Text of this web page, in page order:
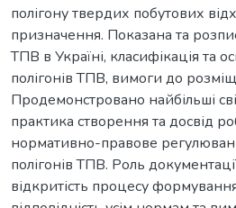
полігону твердих побутових
призначення. Показана та
ТПВ в Україні, класифікація та
полігонів ТПВ, вимоги до
Продемонстровано найбільші
практика створення та досвід
нормативно-правове
полігонів ТПВ. Роль
відкритість процесу